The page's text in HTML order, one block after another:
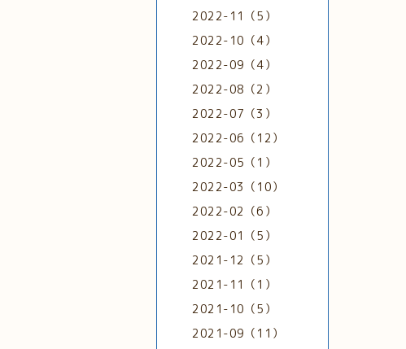
2022-11（5）
2022-10（4）
2022-09（4）
2022-08（2）
2022-07（3）
2022-06（12）
2022-05（1）
2022-03（10）
2022-02（6）
2022-01（5）
2021-12（5）
2021-11（1）
2021-10（5）
2021-09（11）